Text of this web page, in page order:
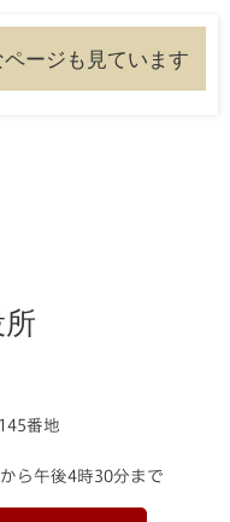
ージも見ています
番地
ら午後4時30分まで